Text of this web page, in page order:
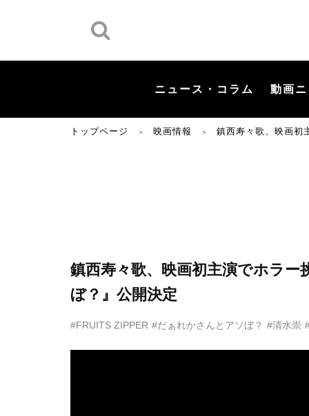
ニュース・コラム 動画
トップページ ＞ 映画情報 ＞ 鎮西寿々歌、映画初
鎮西寿々歌、映画初主演でホラ
ぼ？』公開決定
#FRUITS ZIPPER #だぁれかさんとアソぼ？ #清水崇